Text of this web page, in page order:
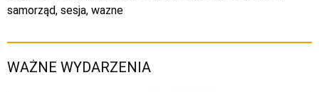
samorząd, sesja, wazne
WAŻNE WYDARZENIA